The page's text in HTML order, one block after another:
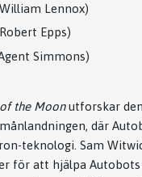
Lennox)
Epps)
Simmons)
the Moonutforskar
där
teknologi. Sam
för att hjälpa